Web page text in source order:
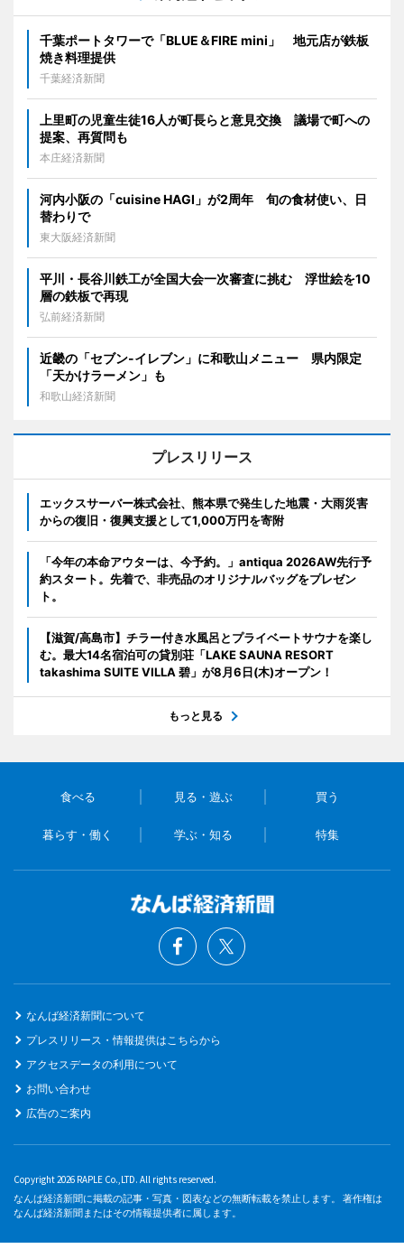
千葉ポートタワーで「BLUE＆FIRE mini」 地元店が鉄板
焼き料理提供
千葉経済新聞
上里町の児童生徒16人が町長らと意見交換 議場で町への
提案、再質問も
本庄経済新聞
河内小阪の「cuisine HAGI」が2周年 旬の食材使い、日
替わりで
東大阪経済新聞
平川・長谷川鉄工が全国大会一次審査に挑む 浮世絵を10
層の鉄板で再現
弘前経済新聞
近畿の「セブン-イレブン」に和歌山メニュー 県内限定
「天かけラーメン」も
和歌山経済新聞
プレスリリース
エックスサーバー株式会社、熊本県で発生した地震・大雨災害
からの復旧・復興支援として1,000万円を寄附
「今年の本命アウターは、今予約。」antiqua 2026AW先行予
約スタート。先着で、非売品のオリジナルバッグをプレゼン
ト。
【滋賀/高島市】チラー付き水風呂とプライベートサウナを楽し
む。最大14名宿泊可の貸別荘「LAKE SAUNA RESORT
takashima SUITE VILLA 碧」が8月6日(木)オープン！
もっと見る
食べる 見る・遊ぶ 買う
暮らす・働く 学ぶ・知る 特集
なんば経済新聞について
プレスリリース・情報提供はこちらから
アクセスデータの利用について
お問い合わせ
広告のご案内
Copyright 2026 RAPLE Co.,LTD. All rights reserved.
なんば経済新聞に掲載の記事・写真・図表などの無断転載を禁止します。 著作権は
なんば経済新聞またはその情報提供者に属します。